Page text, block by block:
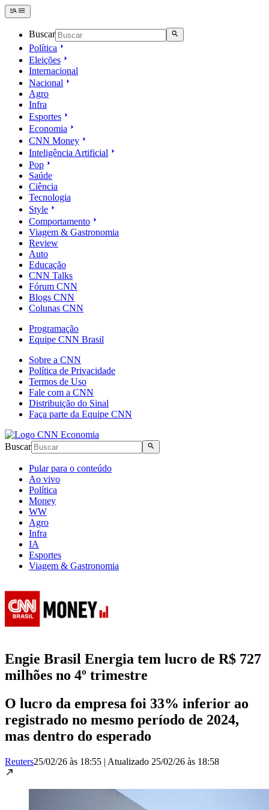
Buscar
Política
Eleições
Internacional
Nacional
Agro
Infra
Esportes
Economia
CNN Money
Inteligência Artificial
Pop
Saúde
Ciência
Tecnologia
Style
Comportamento
Viagem & Gastronomia
Review
Auto
Educação
CNN Talks
Fórum CNN
Blogs CNN
Colunas CNN
Programação
Equipe CNN Brasil
Sobre a CNN
Política de Privacidade
Termos de Uso
Fale com a CNN
Distribuição do Sinal
Faça parte da Equipe CNN
Buscar
Pular para o conteúdo
Ao vivo
Política
Money
WW
Agro
Infra
IA
Esportes
Viagem & Gastronomia
Engie Brasil Energia tem lucro de R$ 727
milhões no 4º trimestre
O lucro da empresa foi 33% inferior ao
registrado no mesmo período de 2024,
mas dentro do esperado
Reuters25/02/26 às 18:55 | Atualizado 25/02/26 às 18:58